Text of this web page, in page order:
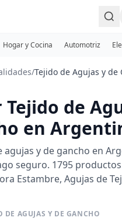
Hogar y Cocina Automotriz
/Tejido de Agujas y de
Tejido de
en
agujas y de gancho en
seguro. 1795 productos
Estambre, Agujas de
DE AGUJAS Y DE GANCHO